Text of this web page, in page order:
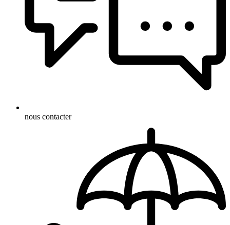
nous contacter